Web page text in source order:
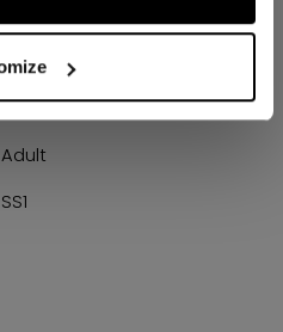
HTR61A-AD
683978304280
Adult
SS1